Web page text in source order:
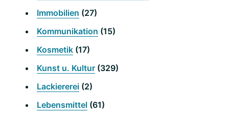
Immobilien (27)
Kommunikation (15)
Kosmetik (17)
Kunst u. Kultur (329)
Lackiererei (2)
Lebensmittel (61)